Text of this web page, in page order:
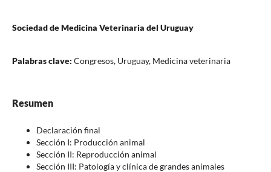
Sociedad de Medicina Veterinaria del Uruguay
Palabras clave: Congresos, Uruguay, Medicina veterinaria
Resumen
Declaración final
Sección I: Producción animal
Sección II: Reproducción animal
Sección III: Patología y clínica de grandes animales